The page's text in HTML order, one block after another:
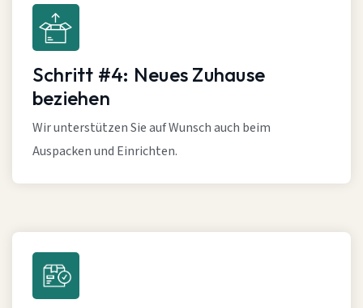
Schritt #4: Neues Zuhause
beziehen
Wir unterstützen Sie auf Wunsch auch beim
Auspacken und Einrichten.